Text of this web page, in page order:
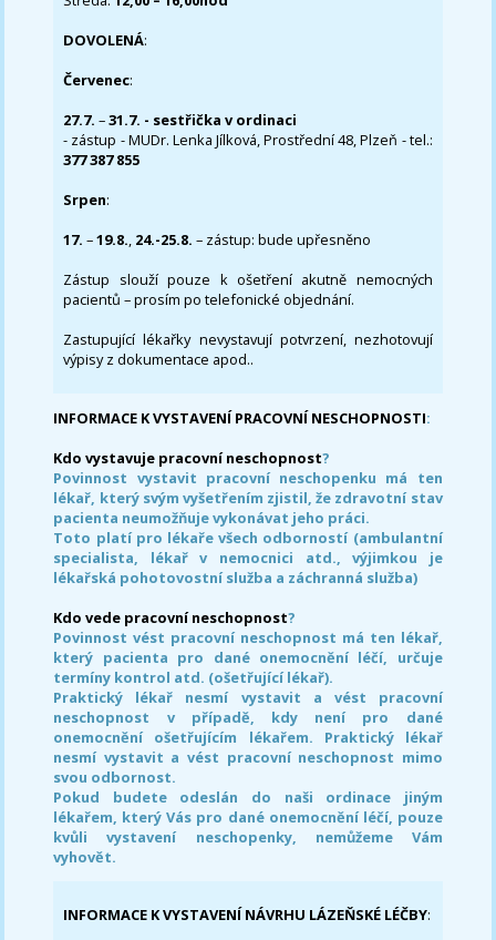
DOVOLENÁ:
Červenec:
27.7.–31.7. - sestřička v ordinaci
- zástup - MUDr. Lenka Jílková, Prostřední 48, Plzeň - tel.:
377 387 855
Srpen:
17. –19.8., 24.-25.8. – zástup: bude upřesněno
Zástup slouží pouze k ošetření akutně nemocných
pacientů – prosím po telefonické objednání.
Zastupující lékařky nevystavují potvrzení, nezhotovují
výpisy z dokumentace apod..
INFORMACE K VYSTAVENÍ PRACOVNÍ NESCHOPNOSTI:
Kdo vystavuje pracovní neschopnost?
Povinnost vystavit pracovní neschopenku má ten
lékař, který svým vyšetřením zjistil, že zdravotní stav
pacienta neumožňuje vykonávat jeho práci.
Toto platí pro lékaře všech odborností (ambulantní
specialista, lékař v nemocnici atd., výjimkou je
lékařská pohotovostní služba a záchranná služba)
Kdo vede pracovní neschopnost?
Povinnost vést pracovní neschopnost má ten lékař,
který pacienta pro dané onemocnění léčí, určuje
termíny kontrol atd. (ošetřující lékař).
Praktický lékař nesmí vystavit a vést pracovní
neschopnost v případě, kdy není pro dané
onemocnění ošetřujícím lékařem. Praktický lékař
nesmí vystavit a vést pracovní neschopnost mimo
svou odbornost.
Pokud budete odeslán do naši ordinace jiným
lékařem, který Vás pro dané onemocnění léčí, pouze
kvůli vystavení neschopenky, nemůžeme Vám
vyhovět.
INFORMACE K VYSTAVENÍ NÁVRHU LÁZEŇSKÉ LÉČBY: